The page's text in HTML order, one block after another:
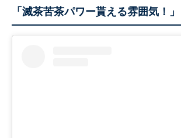
「滅茶苦茶パワー貰える雰囲気！」